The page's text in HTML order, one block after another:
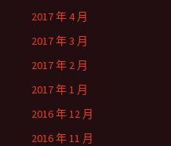
2017 年 4 月
2017 年 3 月
2017 年 2 月
2017 年 1 月
2016 年 12 月
2016 年 11 月